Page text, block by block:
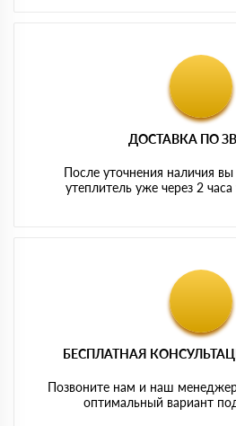
ДОСТАВКА ПО
После уточнения наличия
утеплитель уже через 2
БЕСПЛАТНАЯ
Позвоните нам и наш
оптимальный вариант